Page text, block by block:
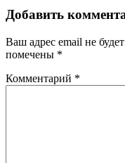
Добавить
Ваш адрес email не
помечены *
Комментарий *